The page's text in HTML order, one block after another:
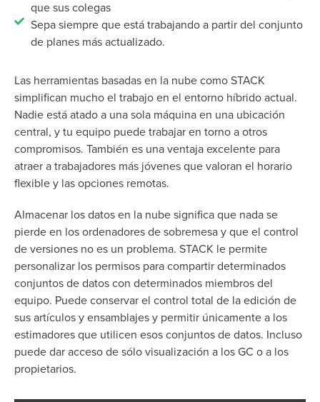
que sus colegas
Sepa siempre que está trabajando a partir del conjunto
de planes más actualizado.
Las herramientas basadas en la nube como STACK
simplifican mucho el trabajo en el entorno híbrido actual.
Nadie está atado a una sola máquina en una ubicación
central, y tu equipo puede trabajar en torno a otros
compromisos. También es una ventaja excelente para
atraer a trabajadores más jóvenes que valoran el horario
flexible y las opciones remotas.
Almacenar los datos en la nube significa que nada se
pierde en los ordenadores de sobremesa y que el control
de versiones no es un problema. STACK le permite
personalizar los permisos para compartir determinados
conjuntos de datos con determinados miembros del
equipo. Puede conservar el control total de la edición de
sus artículos y ensamblajes y permitir únicamente a los
estimadores que utilicen esos conjuntos de datos. Incluso
puede dar acceso de sólo visualización a los GC o a los
propietarios.